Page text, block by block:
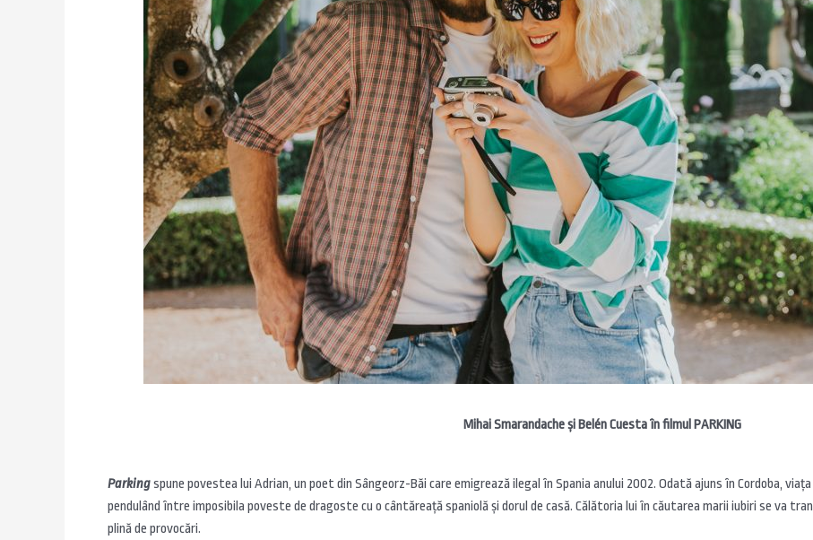
Mihai Smarandache și Belén Cuesta în filmul PARKING
Parkingspune povestea lui Adrian, un poet din Sângeorz-Băi care emigrează ilegal în Spania anului 2002. Odată ajuns în Cordoba,
pendulând între imposibila poveste de dragoste cu o cântăreață spaniolă și dorul de casă. Călătoria lui în căutarea marii iubiri se va
plină de provocări.